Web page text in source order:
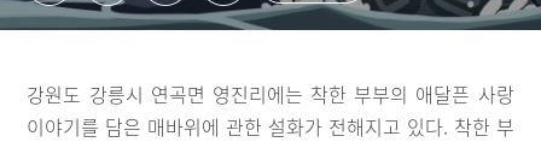
강원도 강릉시 연곡면 영진리에는 착한 부부의 애달픈 사랑
이야기를 담은 매바위에 관한 설화가 전해지고 있다. 착한 부